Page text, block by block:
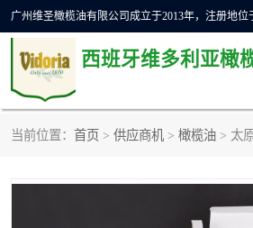
西班牙维多利亚橄
当前位置： 首页 > 供应商机 > 橄榄油 > 太